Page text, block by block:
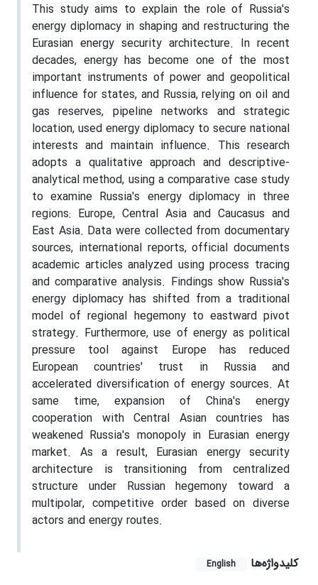
This study aims to explain the role of Russia's
energy diplomacy in shaping and restructuring the
Eurasian energy security architecture. In recent
decades, energy has become one of the most
important instruments of power and geopolitical
influence for states, and Russia, relying on oil and
gas reserves, pipeline networks and strategic
location, used energy diplomacy to secure national
interests and maintain influence. This research
adopts a qualitative approach and descriptive-
analytical method, using a comparative case study
to examine Russia's energy diplomacy in three
regions: Europe, Central Asia and Caucasus and
East Asia. Data were collected from documentary
sources, international reports, official documents
academic articles analyzed using process tracing
and comparative analysis. Findings show Russia's
energy diplomacy has shifted from a traditional
model of regional hegemony to eastward pivot
strategy. Furthermore, use of energy as political
pressure tool against Europe has reduced
European countries' trust in Russia and
accelerated diversification of energy sources. At
same time, expansion of China's energy
cooperation with Central Asian countries has
weakened Russia's monopoly in Eurasian energy
market. As a result, Eurasian energy security
architecture is transitioning from centralized
structure under Russian hegemony toward a
multipolar, competitive order based on diverse
actors and energy routes.
کلیدواژه‌ها English